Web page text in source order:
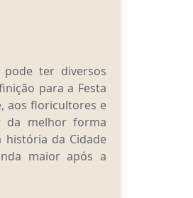
ter diversos
para a Festa
aos floricultores e
da melhor forma
história da Cidade
maior após a